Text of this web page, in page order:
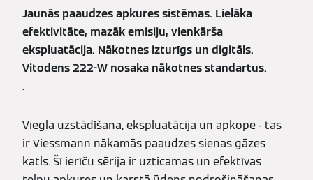
Jaunās paaudzes apkures sistēmas. Lielāka
efektivitāte, mazāk emisiju, vienkārša
ekspluatācija. Nākotnes izturīgs un digitāls.
Vitodens 222-W nosaka nākotnes standartus.
.
Viegla uzstādīšana, ekspluatācija un apkope - tas
ir Viessmann nākamās paaudzes sienas gāzes
katls. Šī ierīču sērija ir uzticamas un efektīvas